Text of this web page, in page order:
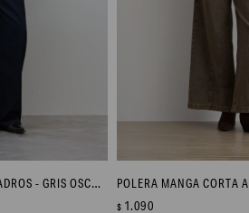
CHALECO JACQUARD CUADROS - GRIS OSCURO
$ 1.090